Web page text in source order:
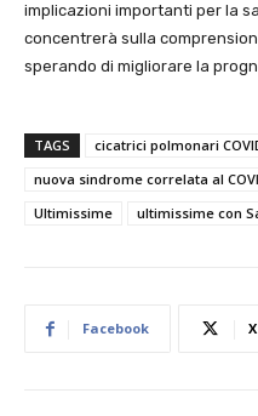
implicazioni importanti per la
concentrerà sulla
sperando di migliorare la
TAGS cicatrici polmonari
nuova sindrome correlata al
Ultimissime
ultimissime con
Facebook X